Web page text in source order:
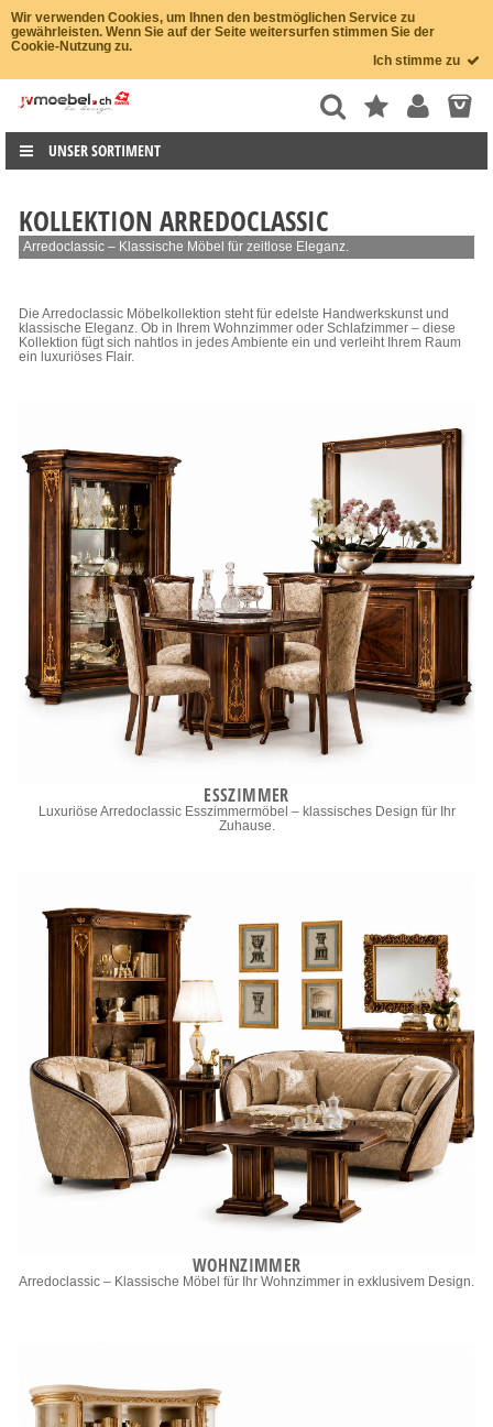
Wir verwenden Cookies, um Ihnen den bestmöglichen Service zu
gewährleisten. Wenn Sie auf der Seite weitersurfen stimmen Sie der
Cookie-Nutzung zu.
Ich stimme zu
UNSER SORTIMENT
KOLLEKTION ARREDOCLASSIC
Arredoclassic – Klassische Möbel für zeitlose Eleganz.
Die Arredoclassic Möbelkollektion steht für edelste Handwerkskunst und
klassische Eleganz. Ob in Ihrem Wohnzimmer oder Schlafzimmer – diese
Kollektion fügt sich nahtlos in jedes Ambiente ein und verleiht Ihrem Raum
ein luxuriöses Flair.
ESSZIMMER
Luxuriöse Arredoclassic Esszimmermöbel – klassisches Design für Ihr
Zuhause.
WOHNZIMMER
Arredoclassic – Klassische Möbel für Ihr Wohnzimmer in exklusivem Design.